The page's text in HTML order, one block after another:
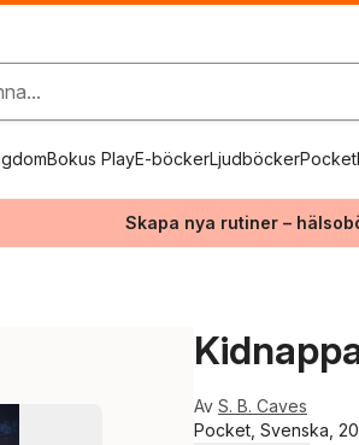
Bokus PlayE-böckerLjudböcker
Skapa nya rutiner –
Av S. B. Caves
Pocket, Svenska,